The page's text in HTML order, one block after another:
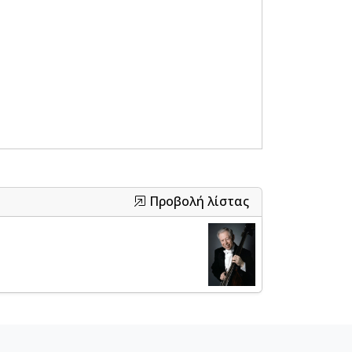
Προβολή λίστας